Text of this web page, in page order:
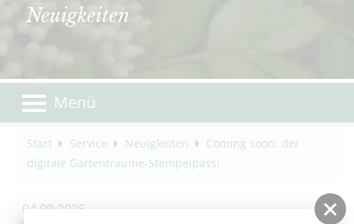
Neuigkeiten
Menü
Start Service Neuigkeiten
Coming soon: der
digitale Gartenträume-Stempelpass!
04.09.2025